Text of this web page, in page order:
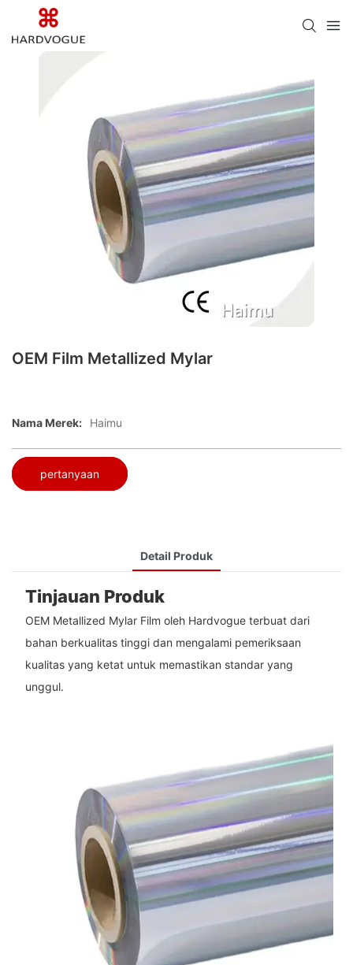
OEM Film Metallized Mylar
Nama Merek: Haimu
pertanyaan
Detail Produk
Tinjauan Produk
OEM Metallized Mylar Film oleh Hardvogue terbuat dari
bahan berkualitas tinggi dan mengalami pemeriksaan
kualitas yang ketat untuk memastikan standar yang
unggul.